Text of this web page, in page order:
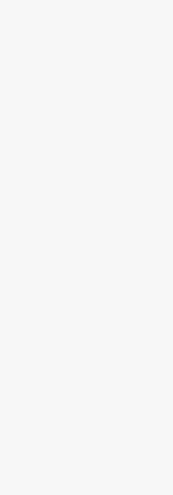
Regional werben auf